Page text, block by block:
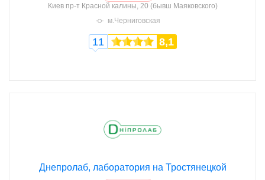
Киев пр-т Красной калины, 20 (бывш Маяковского)
м.Черниговская
11 8,1
Днепролаб, лаборатория на Тростянецкой